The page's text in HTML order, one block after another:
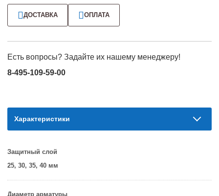
ДОСТАВКА ОПЛАТА
Есть вопросы? Задайте их нашему менеджеру!
8-495-109-59-00
Характеристики
Защитный слой
25, 30, 35, 40 мм
Диаметр арматуры